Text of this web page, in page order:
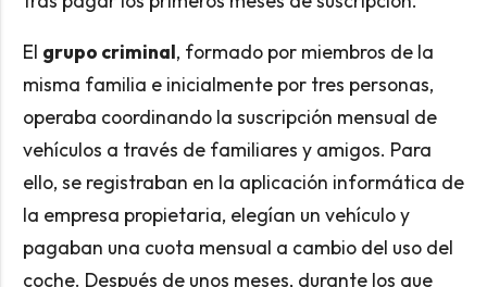
El grupo criminal, formado por miembros de la
misma familia e inicialmente por tres personas,
operaba coordinando la suscripción mensual de
vehículos a través de familiares y amigos. Para
ello, se registraban en la aplicación informática de
la empresa propietaria, elegían un vehículo y
pagaban una cuota mensual a cambio del uso del
coche. Después de unos meses, durante los que